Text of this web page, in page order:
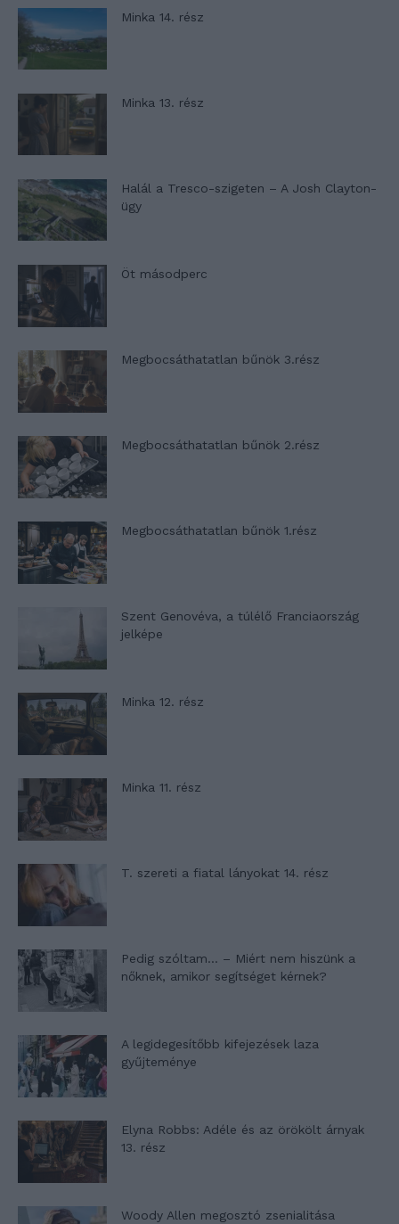
Minka 14. rész
Minka 13. rész
Halál a Tresco-szigeten – A Josh Clayton-
ügy
Öt másodperc
Megbocsáthatatlan bűnök 3.rész
Megbocsáthatatlan bűnök 2.rész
Megbocsáthatatlan bűnök 1.rész
Szent Genovéva, a túlélő Franciaország
jelképe
Minka 12. rész
Minka 11. rész
T. szereti a fiatal lányokat 14. rész
Pedig szóltam… – Miért nem hiszünk a
nőknek, amikor segítséget kérnek?
A legidegesítőbb kifejezések laza
gyűjteménye
Elyna Robbs: Adéle és az örökölt árnyak
13. rész
Woody Allen megosztó zsenialitása